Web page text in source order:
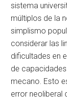
sistema
múltiplos de la
simplismo
considerar las
dificultades en
de
mecano. Esto
error neoliberal